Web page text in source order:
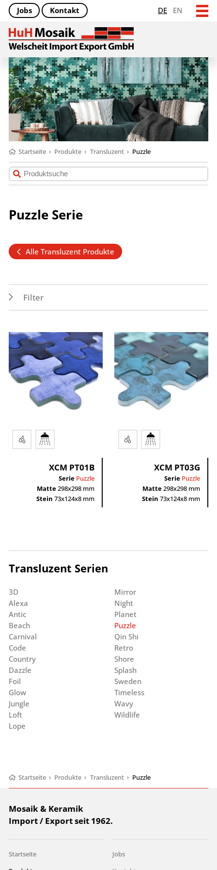
DE EN
Jobs Kontakt
Startseite › Produkte › Transluzent › Puzzle
Puzzle Serie
Alle Transluzent Produkte
Filter
Nassbereich
Spritzwasserbereich
Innen
Wand
Farben
blau
grün
XCM PT01B
Serie Puzzle
Matte298x298 mm
Stein 73x124x8 mm
XCM PT03G
Serie Puzzle
Matte298x298 mm
Stein 73x124x8 mm
Transluzent Serien
3D
Alexa
Antic
Beach
Carnival
Code
Country
Dazzle
Foil
Glow
Jungle
Loft
Lope
Mirror
Night
Planet
Puzzle
Qin Shi
Retro
Shore
Splash
Sweden
Timeless
Wavy
Wildlife
Startseite › Produkte › Transluzent › Puzzle
Mosaik & Keramik
Import / Export seit 1962.
Startseite Jobs